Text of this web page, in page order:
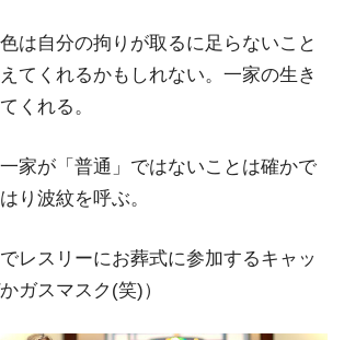
は自分の拘りが取るに足らないこと
てくれるかもしれない。一家の生き
くれる。
家が「普通」ではないことは確かで
り波紋を呼ぶ。
レスリーにお葬式に参加するキャッ
ガスマスク(笑)）